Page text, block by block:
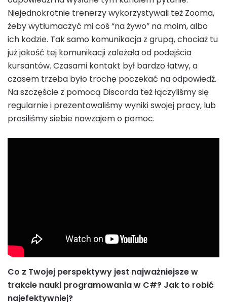
Niejednokrotnie trenerzy wykorzystywali też Zooma,
żeby wytłumaczyć mi coś “na żywo” na moim, albo
ich kodzie. Tak samo komunikacja z grupą, chociaż tu
już jakość tej komunikacji zależała od podejścia
kursantów. Czasami kontakt był bardzo łatwy, a
czasem trzeba było trochę poczekać na odpowiedź.
Na szczęście z pomocą Discorda też łączyliśmy się
regularnie i prezentowaliśmy wyniki swojej pracy, lub
prosiliśmy siebie nawzajem o pomoc.
Co z Twojej perspektywy jest najważniejsze w
trakcie nauki programowania w C#? Jak to robić
najefektywniej?